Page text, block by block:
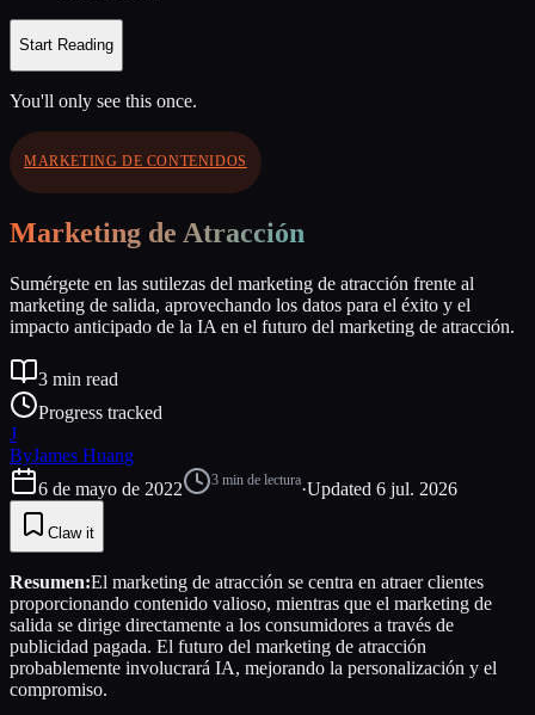
Start Reading
You'll only see this once.
MARKETING DE CONTENIDOS
Marketing de Atracción
Sumérgete en las sutilezas del marketing de atracción frente al
marketing de salida, aprovechando los datos para el éxito y el
impacto anticipado de la IA en el futuro del marketing de atracción.
3 min read
Progress tracked
J
ByJames Huang
6 de mayo de 2022
3 min de lectura·Updated 6 jul. 2026
Claw it
Resumen:El marketing de atracción se centra en atraer clientes
proporcionando contenido valioso, mientras que el marketing de
salida se dirige directamente a los consumidores a través de
publicidad pagada. El futuro del marketing de atracción
probablemente involucrará IA, mejorando la personalización y el
compromiso.